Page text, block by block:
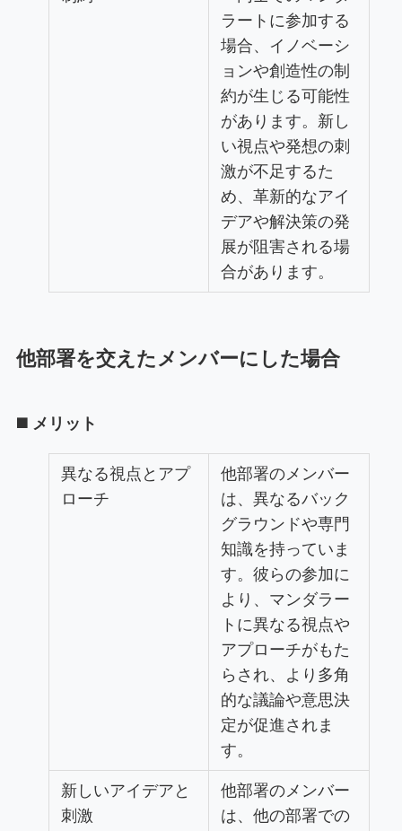
ラートに参加する
場合、イノベーシ
ョンや創造性の制
約が生じる可能性
があります。新し
い視点や発想の刺
激が不足するた
め、革新的なアイ
デアや解決策の発
展が阻害される場
合があります。
他部署を交えたメンバーにした場合
◼️ メリット
異なる視点とアプ
ローチ
他部署のメンバー
は、異なるバック
グラウンドや専門
知識を持っていま
す。彼らの参加に
より、マンダラー
トに異なる視点や
アプローチがもた
らされ、より多角
的な議論や意思決
定が促進されま
す。
新しいアイデアと
刺激
他部署のメンバー
は、他の部署での